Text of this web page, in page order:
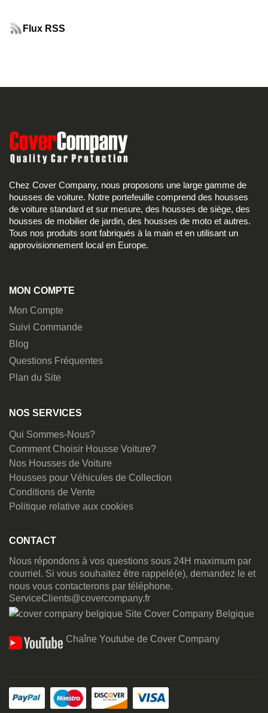
Flux RSS
Chez Cover Company, nous proposons une large gamme de
housses de voiture. Notre portefeuille comprend des housses
de voiture standard et sur mesure, des housses de siège, des
housses de mobilier de jardin, des housses de moto et autres.
Tous nos produits sont fabriqués à la main et en utilisant un
approvisionnement local en Europe.
MON COMPTE
Mon Compte
Suivi Commande
Blog
Questions Fréquentes
Plan du Site
NOS SERVICES
Qui Sommes-Nous?
Comment Choisir Housse Voiture?
Nos Housses de Voiture
Housses pour Véhicules de Collection
Conditions de Vente
Politique relative aux cookies
CONTACT
Nous répondons à vos questions sous 24H maximum par
courriel. Si vous souhaitez être rappelé(e), demandez le et
nous vous contacterons par téléphone.
ServiceClients@covercompany.fr
Site Cover Company Belgique
Chaîne Youtube de Cover Company